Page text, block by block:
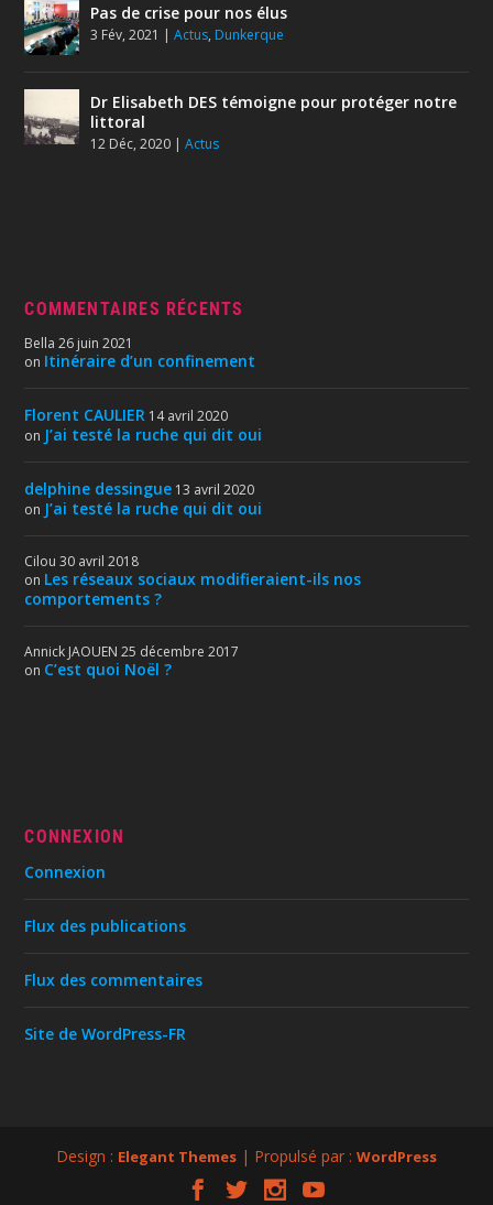
Pas de crise pour nos élus
3 Fév, 2021 |Actus, Dunkerque
Dr Elisabeth DES témoigne pour protéger notre
littoral
12 Déc, 2020 |Actus
COMMENTAIRES RÉCENTS
Bella 26 juin 2021
on Itinéraire d’un confinement
Florent CAULIER 14 avril 2020
on J’ai testé la ruche qui dit oui
delphine dessingue 13 avril 2020
on J’ai testé la ruche qui dit oui
Cilou 30 avril 2018
on Les réseaux sociaux modifieraient-ils nos
comportements ?
Annick JAOUEN 25 décembre 2017
on C’est quoi Noël ?
CONNEXION
Connexion
Flux des publications
Flux des commentaires
Site de WordPress-FR
Design : Elegant Themes | Propulsé par : WordPress